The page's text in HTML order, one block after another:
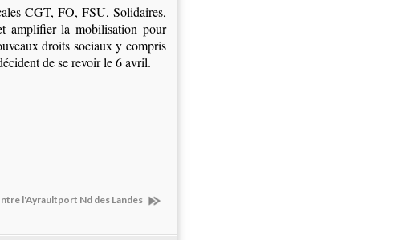
CGT, FO, FSU, Solidaires,
amplifier la mobilisation pour
droits sociaux y compris
de se revoir le 6 avril.
l'Ayraultport Nd des Landes